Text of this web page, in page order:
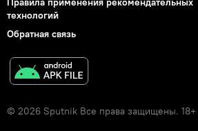
технологий
Обратная связь
© 2026 Sputnik Все права защищены. 18+